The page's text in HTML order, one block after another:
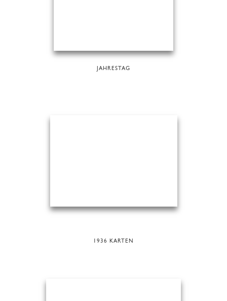
JAHRESTAG
1936 KARTEN